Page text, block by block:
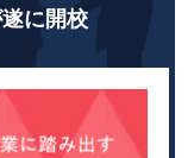
に開校